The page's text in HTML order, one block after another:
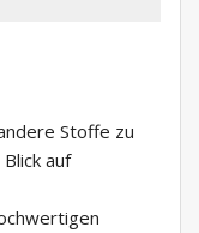
Stoffe zu
auf